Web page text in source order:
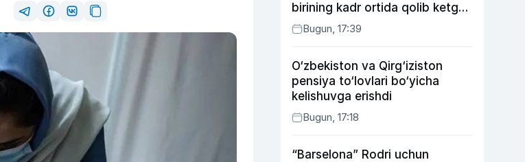
birining kadr ortida qolib ketgan
voqealari
Bugun, 17:39
O‘zbekiston va Qirg‘iziston
pensiya to‘lovlari bo‘yicha
kelishuvga erishdi
Bugun, 17:18
“Barselona” Rodri uchun